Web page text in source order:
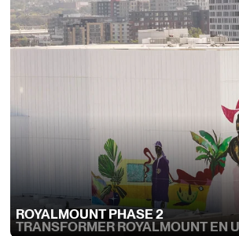
ROYALMOUNT PHASE 2